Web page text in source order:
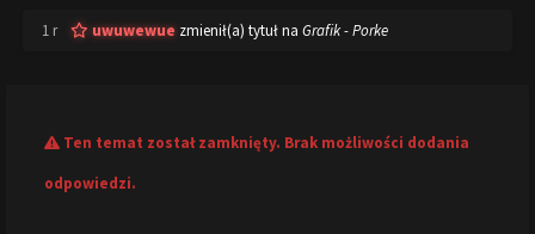
1 r uwuwewue zmienił(a) tytuł na Grafik - Porke
Ten temat został zamknięty. Brak możliwości dodania
odpowiedzi.